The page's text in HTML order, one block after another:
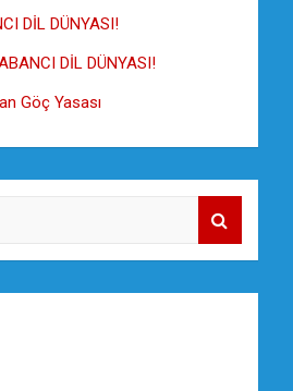
DİL DÜNYASI!
DİL DÜNYASI!
Göç Yasası